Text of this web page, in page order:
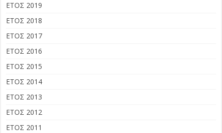
ΕΤΟΣ 2019
ΕΤΟΣ 2018
ΕΤΟΣ 2017
ΕΤΟΣ 2016
ΕΤΟΣ 2015
ΕΤΟΣ 2014
ΕΤΟΣ 2013
ΕΤΟΣ 2012
ΕΤΟΣ 2011